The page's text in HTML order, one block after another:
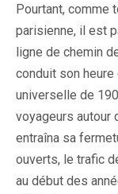
Pourtant, comme
parisienne, il est
ligne de chemin
conduit son
universelle de
voyageurs autour
entraîna sa
ouverts, le trafic
au début des